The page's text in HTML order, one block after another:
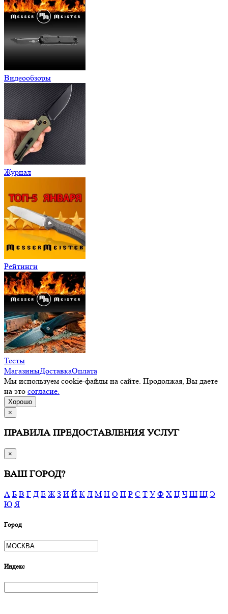
Видеообзоры
Журнал
Рейтинги
Тесты
МагазиныДоставкаОплата
Мы используем cookie-файлы на сайте. Продолжая, Вы даете
на это согласие.
Хорошо
×
ПРАВИЛА ПРЕДОСТАВЛЕНИЯ УСЛУГ
×
ВАШ ГОРОД?
А Б В Г Д Е Ж З И Й К Л М Н О П Р С Т У Ф Х Ц Ч Ш Щ Э
Ю Я
Город
Индекс